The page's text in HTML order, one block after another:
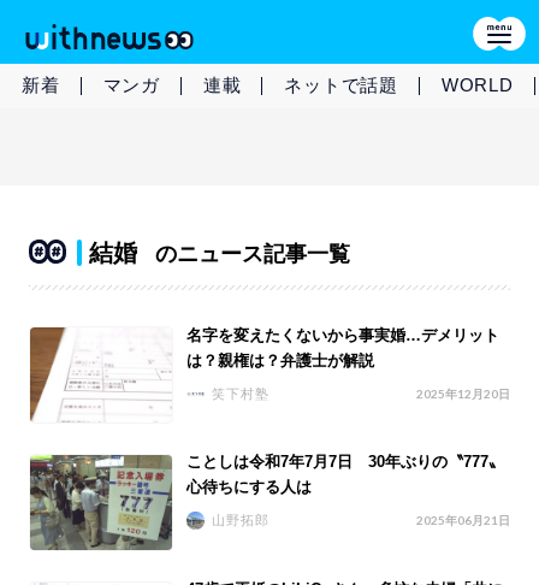
新着 マンガ 連載 ネットで話題 WORLD
結婚 のニュース記事一覧
名字を変えたくないから事実婚…デメリット
は？親権は？弁護士が解説
笑下村塾 2025年12月20日
ことしは令和7年7月7日 30年ぶりの〝777〟
心待ちにする人は
山野拓郎 2025年06月21日